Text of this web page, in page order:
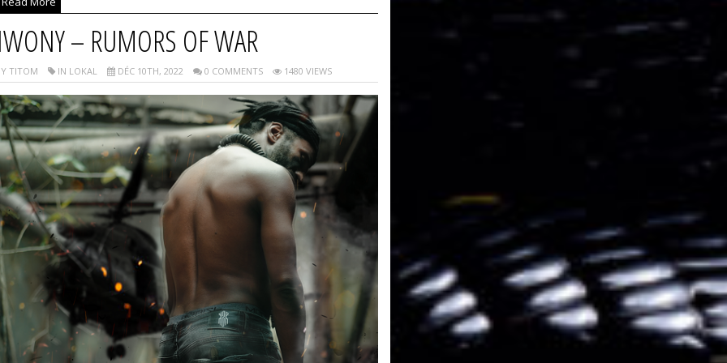
– RUMORS OF WAR
TITOM IN LOKAL DÉC 10TH, 2022 0 COMMENTS 1480 VIEWS